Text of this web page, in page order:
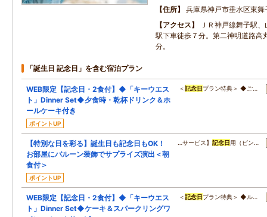
住所
兵庫県神戸市垂水区東
アクセス
ＪＲ神戸線舞子駅
駅下車徒歩７分。第二神明道路高
分。
「誕生日 記念日」を含む宿泊プラン
WEB限定【記念日・2食付】◆「キーウエス
ト」Dinner Set◆夕食時・乾杯ドリンク＆ホ
ールケーキ付き
ポイントUP
＜記念日 プラン特典＞ ◆ご…
【特別な日を彩る】誕生日も記念日もOK！
お部屋にバルーン装飾でサプライズ演出＜朝
食付＞
ポイントUP
…サービス】 記念日 用（ピン…
WEB限定【記念日・2食付】◆「キーウエス
ト」Dinner Set◆ケーキ＆スパークリングワ
＜記念日 プラン特典＞ ◆ル…